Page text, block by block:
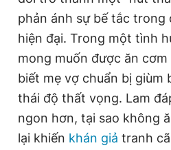
phản ánh sự bế tắc trong
hiện đại. Trong một tình
mong muốn được ăn
biết mẹ vợ chuẩn bị giùm
thái độ thất vọng. Lam
ngon hơn, tại sao không
lại khiến khán giả tranh